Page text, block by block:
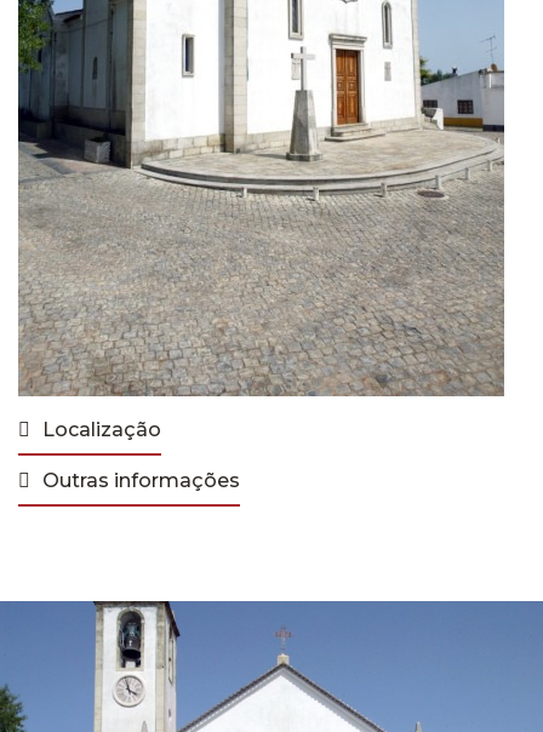
Localização
Outras informações